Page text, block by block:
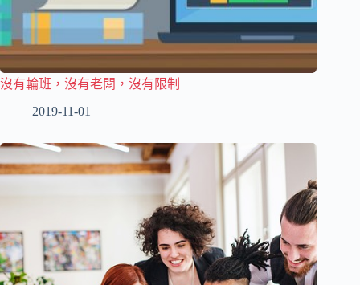
沒有輪班，沒有老闆，沒有限制
2019-11-01